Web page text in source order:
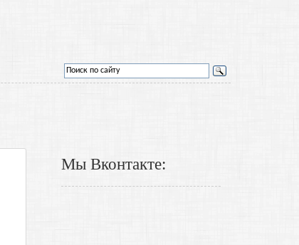
Мы Вконтакте: